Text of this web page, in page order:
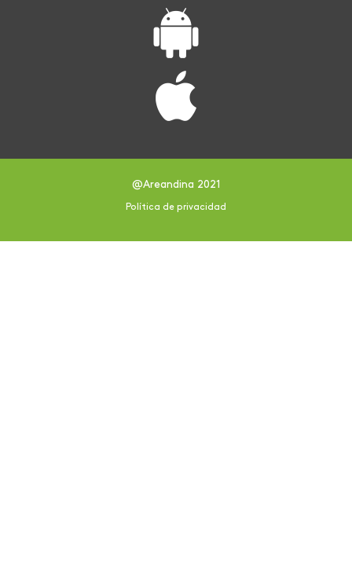
@Areandina 2021
Política de privacidad